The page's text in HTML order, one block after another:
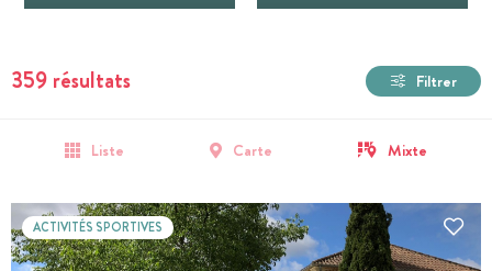
359 résultats Filtrer
Liste Carte Mixte
ACTIVITÉS SPORTIVES